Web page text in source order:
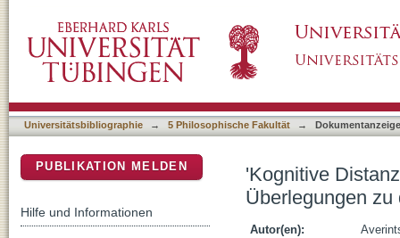
Demonstrativa dies- und jen-
Universitätsbibliographie → 5 Philosophische Fakultät → Dokumentanzeige
'Kognitive
Überlegungen
Autor(en):
PUBLIKATION MELDEN
Hilfe und Informationen